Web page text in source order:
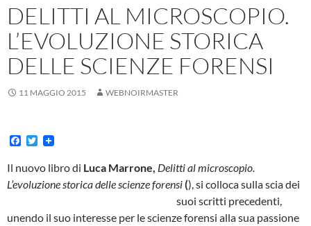
DELITTI AL MICROSCOPIO.
L’EVOLUZIONE STORICA
DELLE SCIENZE FORENSI
11 MAGGIO 2015 WEBNOIRMASTER
F
e
b
k
T
t
t
Il nuovo libro di Luca Marrone, Delitti al microscopio.
L’evoluzione storica delle scienze forensi(), si colloca sulla scia dei
suoi scritti precedenti,
unendo il suo interesse per le scienze forensi alla sua passione